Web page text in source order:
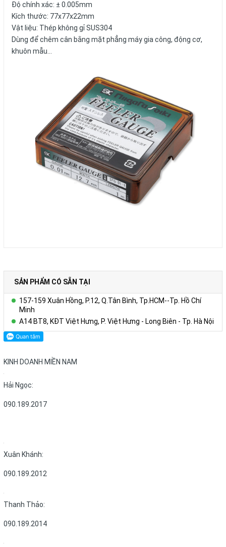
Độ chính xác: ± 0.005mm
Kích thước: 77x77x22mm
Vật liệu: Thép không gỉ SUS304
Dùng để chêm cân bằng mặt phẳng máy gia công, động cơ,
khuôn mẫu…
SẢN PHẨM CÓ SẴN TẠI
157-159 Xuân Hồng, P.12, Q.Tân Bình, Tp.HCM--Tp. Hồ Chí
Minh
A14 BT8, KĐT Việt Hưng, P. Việt Hưng - Long Biên - Tp. Hà Nội
KINH DOANH MIỀN NAM
Hải Ngọc:
090.189.2017
Xuân Khánh:
090.189.2012
Thanh Thảo:
090.189.2014